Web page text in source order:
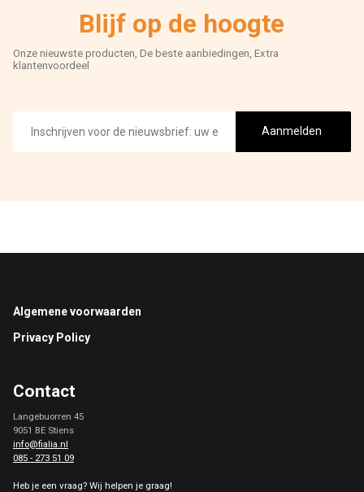
Blijf op de hoogte
Onze nieuwste producten, De beste aanbiedingen, Extra
klantenvoordeel
mailadres
Aanmelden
Footer
Algemene voorwaarden
Privacy Policy
Contact
Langebuorren 45
9051 BE Stiens
info@fialia.nl
085 - 273 51 09
Heb je een vraag? Wij helpen je graag!